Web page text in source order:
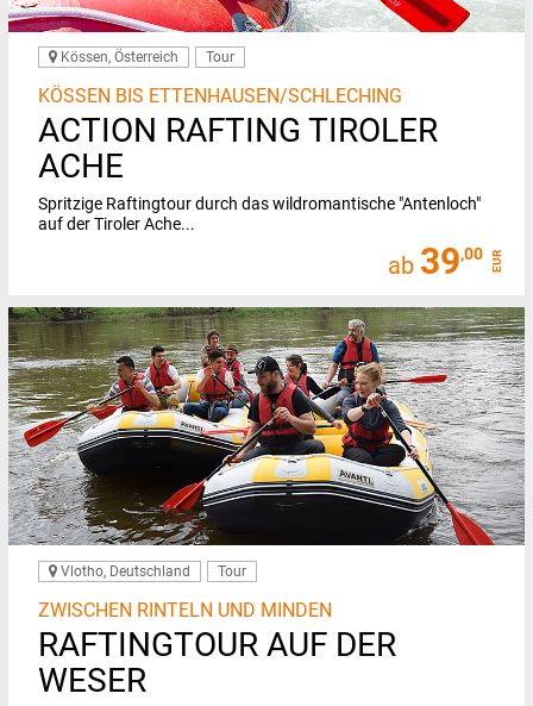
Kössen, Österreich Tour
KÖSSEN BIS ETTENHAUSEN/SCHLECHING
ACTION RAFTING TIROLER
ACHE
Spritzige Raftingtour durch das wildromantische "Antenloch"
auf der Tiroler Ache...
ab 39,00 EUR
Vlotho, Deutschland Tour
ZWISCHEN RINTELN UND MINDEN
RAFTINGTOUR AUF DER
WESER